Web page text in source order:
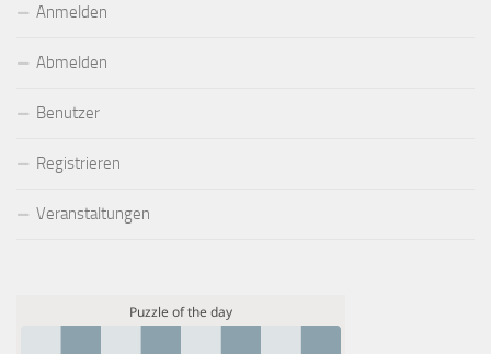
Anmelden
Abmelden
Benutzer
Registrieren
Veranstaltungen